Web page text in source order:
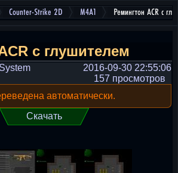
Counter-Strike 2D M4A1 Ремингтон ACR с
с глушителем
2016-09-30 22:55:06
157 просмотров
автоматически.
Скачать